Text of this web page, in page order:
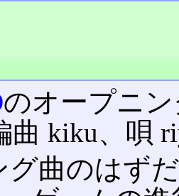
のオープニ
曲 kiku、唄
グ曲のはず